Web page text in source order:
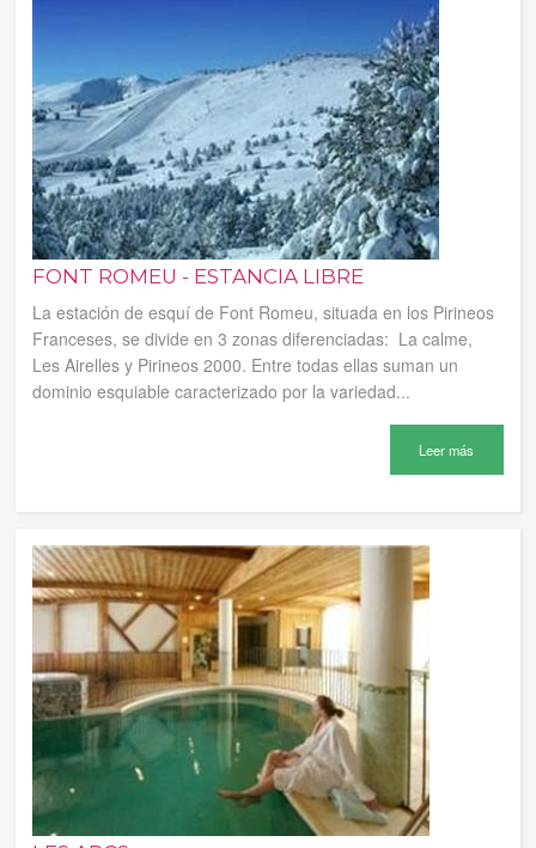
FONT ROMEU - ESTANCIA LIBRE
La estación de esquí de Font Romeu, situada en los Pirineos
Franceses, se divide en 3 zonas diferenciadas: La calme,
Les Airelles y Pirineos 2000. Entre todas ellas suman un
dominio esquiable caracterizado por la variedad...
Leer más